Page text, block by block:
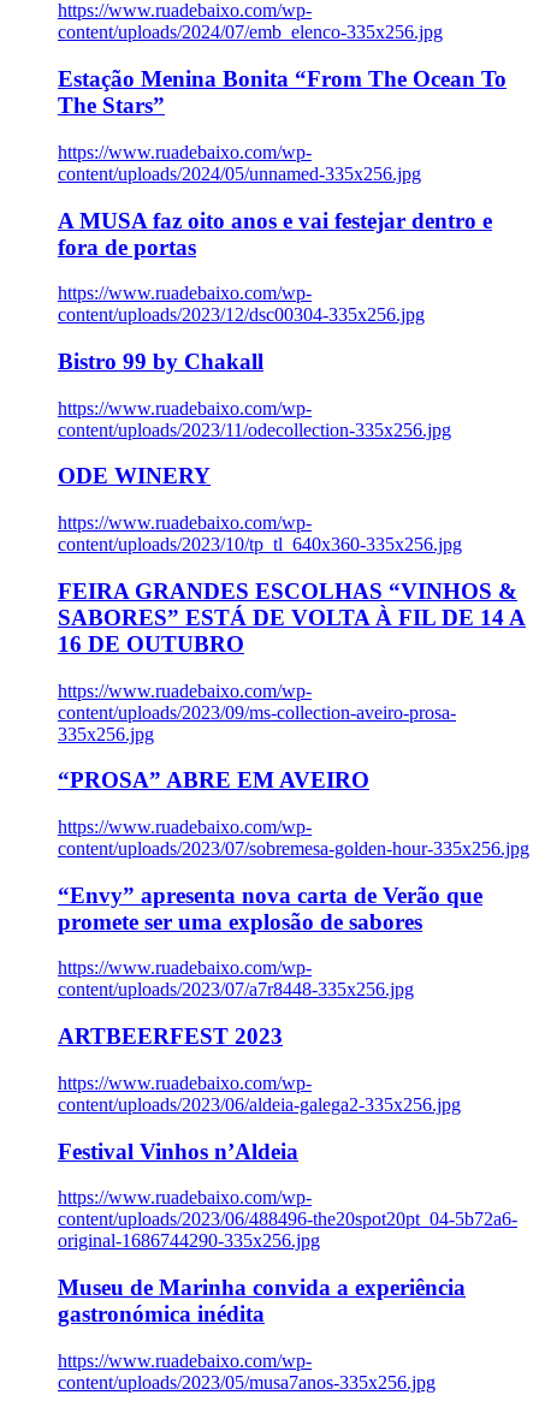
https://www.ruadebaixo.com/wp-
content/uploads/2024/07/emb_elenco-335x256.jpg
Estação Menina Bonita “From The Ocean To
The Stars”
https://www.ruadebaixo.com/wp-
content/uploads/2024/05/unnamed-335x256.jpg
A MUSA faz oito anos e vai festejar dentro e
fora de portas
https://www.ruadebaixo.com/wp-
content/uploads/2023/12/dsc00304-335x256.jpg
Bistro 99 by Chakall
https://www.ruadebaixo.com/wp-
content/uploads/2023/11/odecollection-335x256.jpg
ODE WINERY
https://www.ruadebaixo.com/wp-
content/uploads/2023/10/tp_tl_640x360-335x256.jpg
FEIRA GRANDES ESCOLHAS “VINHOS &
SABORES” ESTÁ DE VOLTA À FIL DE 14 A
16 DE OUTUBRO
https://www.ruadebaixo.com/wp-
content/uploads/2023/09/ms-collection-aveiro-prosa-
335x256.jpg
“PROSA” ABRE EM AVEIRO
https://www.ruadebaixo.com/wp-
content/uploads/2023/07/sobremesa-golden-hour-335x256.jpg
“Envy” apresenta nova carta de Verão que
promete ser uma explosão de sabores
https://www.ruadebaixo.com/wp-
content/uploads/2023/07/a7r8448-335x256.jpg
ARTBEERFEST 2023
https://www.ruadebaixo.com/wp-
content/uploads/2023/06/aldeia-galega2-335x256.jpg
Festival Vinhos n’Aldeia
https://www.ruadebaixo.com/wp-
content/uploads/2023/06/488496-the20spot20pt_04-5b72a6-
original-1686744290-335x256.jpg
Museu de Marinha convida a experiência
gastronómica inédita
https://www.ruadebaixo.com/wp-
content/uploads/2023/05/musa7anos-335x256.jpg